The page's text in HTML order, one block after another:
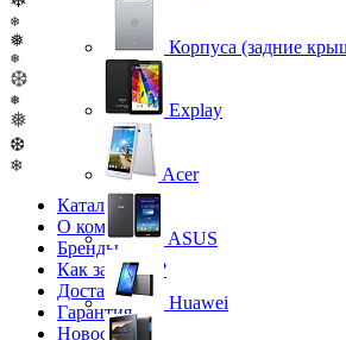
❄
❅
❅
❆
❅
❅
❆
❄
Каталог
О компании
Бренды
Как заказать?
Доставка
Гарантия
Новости
Корпуса (задние
Explay
Acer
ASUS
Huawei